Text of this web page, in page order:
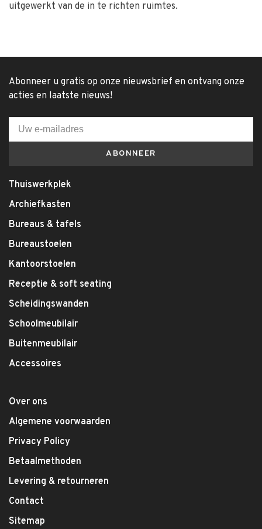
uitgewerkt van de in te richten ruimtes.
Abonneer u gratis op onze nieuwsbrief en ontvang onze
acties en laatste nieuws!
ABONNEER
Thuiswerkplek
Archiefkasten
Bureaus & tafels
Bureaustoelen
Kantoorstoelen
Receptie & soft seating
Scheidingswanden
Schoolmeubilair
Buitenmeubilair
Accessoires
Over ons
Algemene voorwaarden
Privacy Policy
Betaalmethoden
Levering & retourneren
Contact
Sitemap